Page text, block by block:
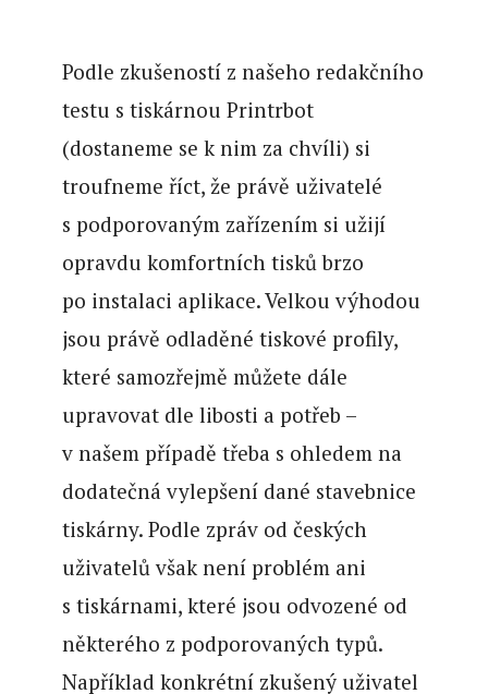
Podle zkušeností z našeho redakčního
testu s tiskárnou Printrbot
(dostaneme se k nim za chvíli) si
troufneme říct, že právě uživatelé
s podporovaným zařízením si užijí
opravdu komfortních tisků brzo
po instalaci aplikace. Velkou výhodou
jsou právě odladěné tiskové profily,
které samozřejmě můžete dále
upravovat dle libosti a potřeb –
v našem případě třeba s ohledem na
dodatečná vylepšení dané stavebnice
tiskárny. Podle zpráv od českých
uživatelů však není problém ani
s tiskárnami, které jsou odvozené od
některého z podporovaných typů.
Například konkrétní zkušený uživatel